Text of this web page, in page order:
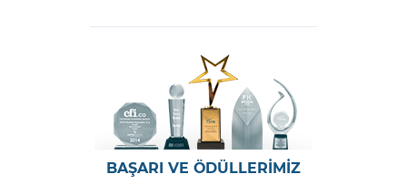
BAŞARI VE ÖDÜLLERİMİZ